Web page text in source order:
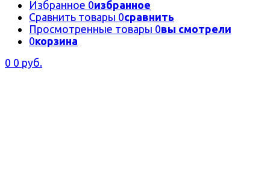
Избранное 0избранное
Сравнить товары 0сравнить
Просмотренные товары 0вы смотрели
0корзина
0 0 руб.